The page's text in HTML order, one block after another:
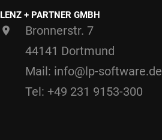
LENZ + PARTNER GMBH
Bronnerstr. 7
44141 Dortmund
Mail: info@lp-software.de
Tel: +49 231 9153-300